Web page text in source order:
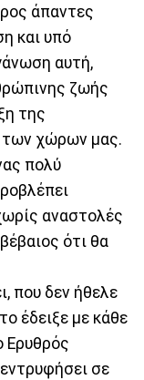
άπαντες
και υπό
αυτή,
ζωής
της
των χώρων μας.
πολύ
αναστολές
ότι θα
που δεν ήθελε
έδειξε με κάθε
Ερυθρός
σε